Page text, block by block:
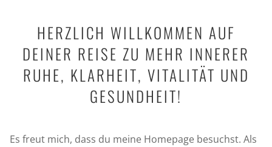
HERZLICH WILLKOMMEN AUF
DEINER REISE ZU MEHR INNERER
RUHE, KLARHEIT, VITALITÄT UND
GESUNDHEIT!
Es freut mich, dass du meine Homepage besuchst. Als